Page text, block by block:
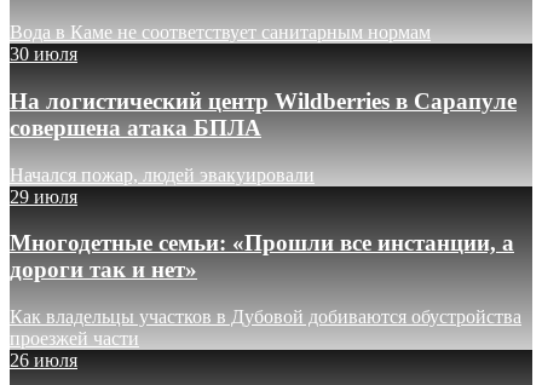
Вода в Каме не соответствует санитарным нормам
30 июля
На логистический центр Wildberries в Сарапуле
совершена атака БПЛА
Начался пожар, людей эвакуировали
29 июля
Многодетные семьи: «Прошли все инстанции, а
дороги так и нет»
Как владельцы участков в Дубовой добиваются обустройства
проезжей части
26 июля